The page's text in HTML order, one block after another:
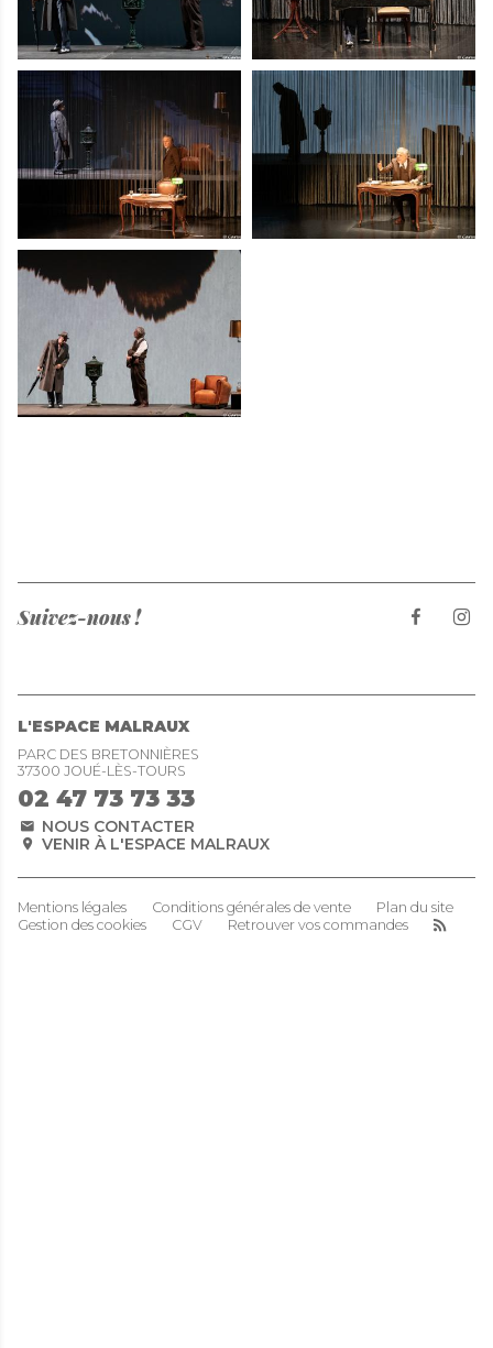
Suivez-nous !
L'ESPACE MALRAUX
PARC DES BRETONNIÈRES
37300 JOUÉ-LÈS-TOURS
02 47 73 73 33
NOUS CONTACTER
VENIR À L'ESPACE MALRAUX
Mentions légales Conditions générales de vente
Plan du site
Gestion des cookies
CGV Retrouver vos commandes